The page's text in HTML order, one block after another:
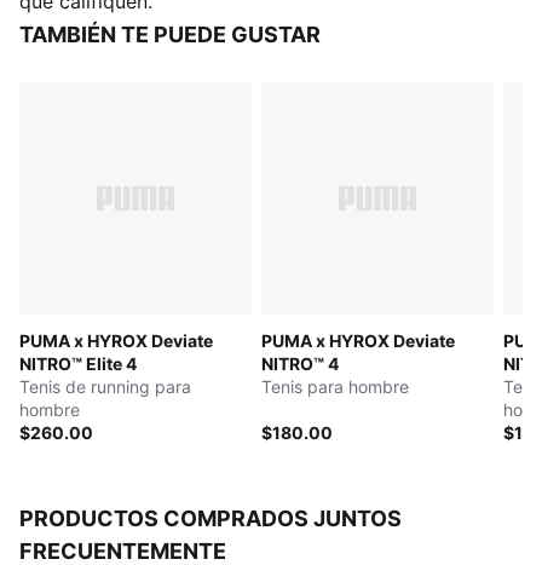
DETALLES
32 mm
TAMBIÉN TE PUEDE GUSTAR
PUMA x HYROX Deviate
NITRO™ Elite 4
Tenis de running para
hombre
$260.00
PUMA x HYROX Deviate
NITRO™ 4
Tenis para hombre
$180.00
PRODUCTOS COMPRADOS JUNTOS
FRECUENTEMENTE